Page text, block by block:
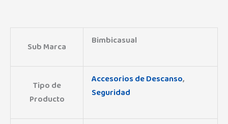
Sub Marca Bimbicasual
Tipo de
Producto
Accesorios de Descanso,
Seguridad